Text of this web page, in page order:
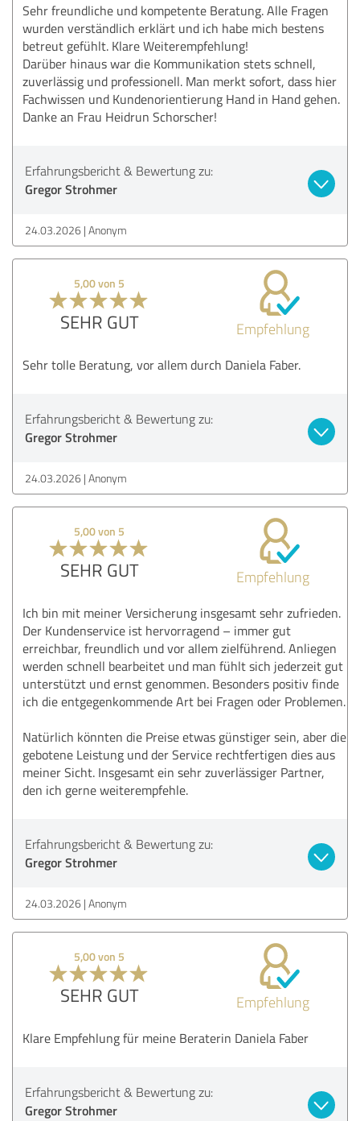
Sehr freundliche und kompetente Beratung. Alle Fragen
wurden verständlich erklärt und ich habe mich bestens
betreut gefühlt. Klare Weiterempfehlung!
Darüber hinaus war die Kommunikation stets schnell,
zuverlässig und professionell. Man merkt sofort, dass hier
Fachwissen und Kundenorientierung Hand in Hand gehen.
Danke an Frau Heidrun Schorscher!
Erfahrungsbericht & Bewertung zu:
Gregor Strohmer
24.03.2026 Anonym
5,00 von 5
SEHR GUT Empfehlung
Sehr tolle Beratung, vor allem durch Daniela Faber.
Erfahrungsbericht & Bewertung zu:
Gregor Strohmer
24.03.2026 Anonym
5,00 von 5
SEHR GUT Empfehlung
Ich bin mit meiner Versicherung insgesamt sehr zufrieden.
Der Kundenservice ist hervorragend – immer gut
erreichbar, freundlich und vor allem zielführend. Anliegen
werden schnell bearbeitet und man fühlt sich jederzeit gut
unterstützt und ernst genommen. Besonders positiv finde
ich die entgegenkommende Art bei Fragen oder Problemen.
Natürlich könnten die Preise etwas günstiger sein, aber die
gebotene Leistung und der Service rechtfertigen dies aus
meiner Sicht. Insgesamt ein sehr zuverlässiger Partner,
den ich gerne weiterempfehle.
Erfahrungsbericht & Bewertung zu:
Gregor Strohmer
24.03.2026 Anonym
5,00 von 5
SEHR GUT Empfehlung
Klare Empfehlung für meine Beraterin Daniela Faber
Erfahrungsbericht & Bewertung zu:
Gregor Strohmer